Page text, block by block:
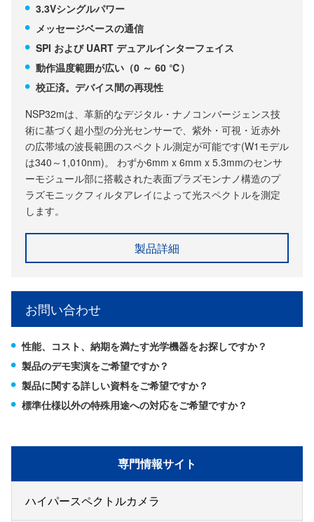
3.3Vシングルパワー
メッセージベースの通信
SPI および UART デュアルインターフェイス
動作温度範囲が広い（0 ～ 60 ℃）
校正済。デバイス間の再現性
NSP32mは、革新的なデジタル・ナノコンバージェンス技
術に基づく超小型の分光センサーで、紫外・可視・近赤外
の広帯域の波長範囲のスペクトル測定が可能です(W1モデル
は340～1,010nm)。 わずか6mm x 6mm x 5.3mmのセンサ
ーモジュール部に搭載された表面プラズモンナノ構造のプ
ラズモニックフィルタアレイによって光スペクトルを測定
します。
製品詳細
お問い合わせ
性能、コスト、納期を満たす光学機器をお探しですか？
製品のデモ実演をご希望ですか？
製品に関する詳しい資料をご希望ですか？
標準仕様以外の特殊用途への対応をご希望ですか？
専門情報サイト
ハイパースペクトルカメラ